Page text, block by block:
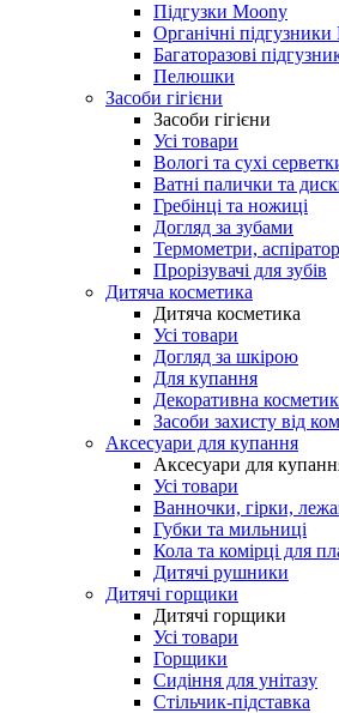
Підгузки Moony
Органічні підгузники
Багаторазові
Пелюшки
Засоби гігієни
Засоби гігієни
Усі товари
Вологі та сухі
Ватні палички та
Гребінці та ножиці
Догляд за зубами
Термометри,
Прорізувачі для зубів
Дитяча косметика
Дитяча косметика
Усі товари
Догляд за шкірою
Для купання
Декоративна
Засоби захисту від
Аксесуари для купання
Аксесуари для
Усі товари
Ванночки, гірки,
Губки та мильниці
Кола та комірці для
Дитячі рушники
Дитячі горщики
Дитячі горщики
Усі товари
Горщики
Сидіння для унітазу
Стільчик-підставка